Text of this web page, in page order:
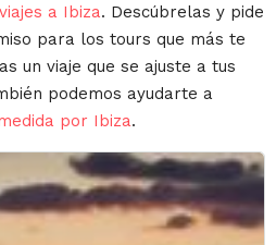
a Ibiza. Descúbrelas y pide
para los tours que más te
un viaje que se ajuste a tus
podemos ayudarte a
por Ibiza.